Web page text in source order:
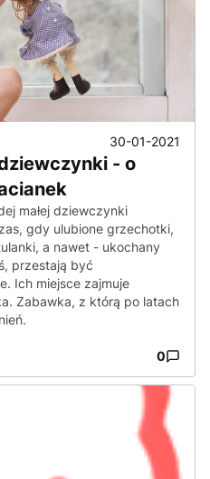
30-01-2021
- o
małej dziewczynki
gdy ulubione grzechotki,
a nawet - ukochany
przestają być
Ich miejsce zajmuje
Zabawka, z którą po latach
0